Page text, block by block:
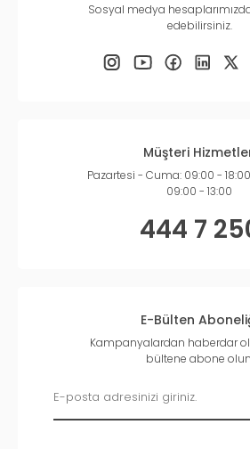
Sosyal medya
edebilirsiniz.
Müşteri
Pazartesi - Cuma: 09:00 -
09:00 - 13:00
444 7
E-Bülten
Kampanyalardan haberdar
bültene abone